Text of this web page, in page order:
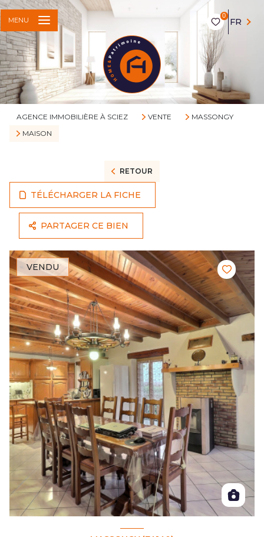
0
FR
MENU
AGENCE IMMOBILIÈRE À SCIEZ VENTE
MASSONGY
MAISON
RETOUR
TÉLÉCHARGER LA FICHE
PARTAGER CE BIEN
VENDU